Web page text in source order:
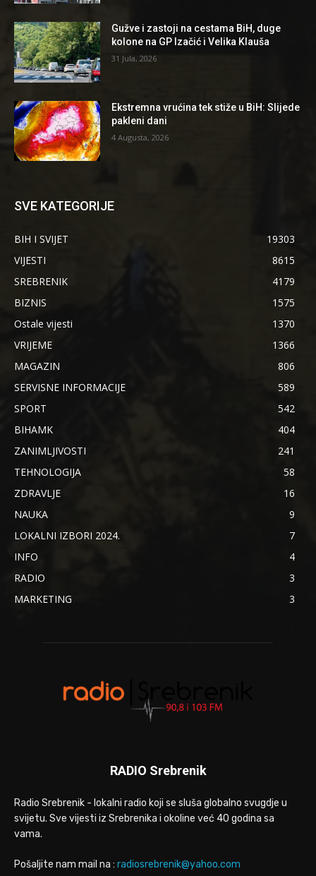
Gužve i zastoji na cestama BiH, duge
kolone na GP Izačić i Velika Klauša
31 Jula, 2026
Ekstremna vrućina tek stiže u BiH: Slijede
pakleni dani
4 Augusta, 2026
SVE KATEGORIJE
BIH I SVIJET
19303
VIJESTI
8615
SREBRENIK
4179
BIZNIS
1575
Ostale vijesti
1370
VRIJEME
1366
MAGAZIN
806
SERVISNE INFORMACIJE
589
SPORT
542
BIHAMK
404
ZANIMLJIVOSTI
241
TEHNOLOGIJA
58
ZDRAVLJE
16
NAUKA
9
LOKALNI IZBORI 2024.
7
INFO
4
RADIO
3
MARKETING
3
RADIO Srebrenik
Radio Srebrenik - lokalni radio koji se sluša globalno svugdje u
svijetu. Sve vijesti iz Srebrenika i okoline već 40 godina sa
vama.
Pošaljite nam mail na : radiosrebrenik@yahoo.com